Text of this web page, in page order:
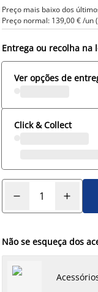
Preço mais baixo dos
Preço normal: 139,00 € /un
Entrega ou recolha na
Ver opções de
Click & Collect
Não se esqueça dos